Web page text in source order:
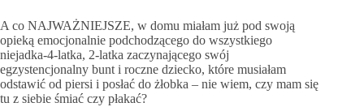
A co NAJWAŻNIEJSZE, w domu miałam już pod swoją
opieką emocjonalnie podchodzącego do wszystkiego
niejadka-4-latka, 2-latka zaczynającego swój
egzystencjonalny bunt i roczne dziecko, które musiałam
odstawić od piersi i posłać do żłobka – nie wiem, czy mam się
tu z siebie śmiać czy płakać?